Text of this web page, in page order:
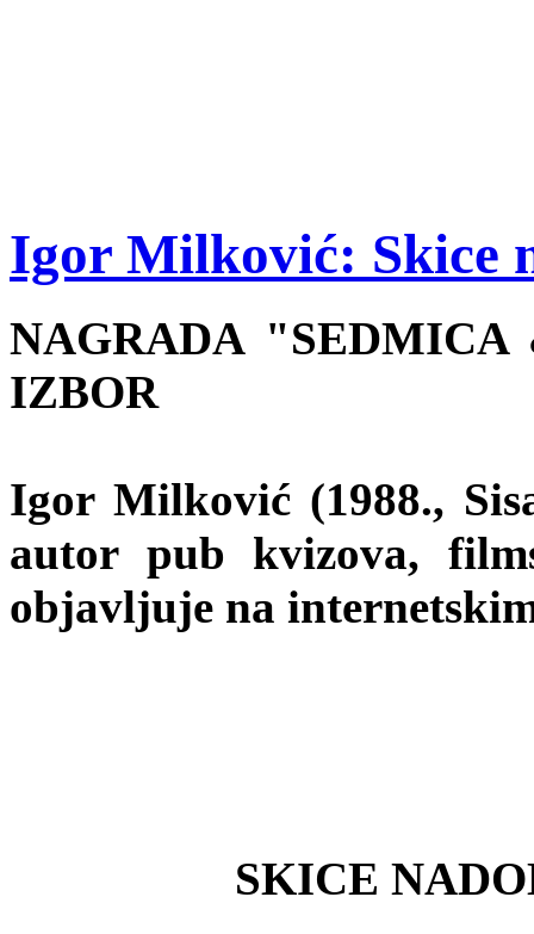
Igor Milković: Skice
NAGRADA
IZBOR
Igor Milković (1988.,
autor pub kvizova,
objavljuje na
SKICE